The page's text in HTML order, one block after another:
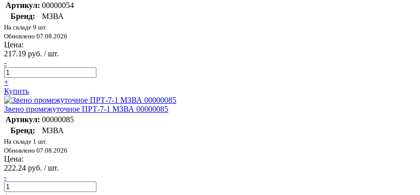
Артикул: 00000054
Бренд:
МЗВА
На складе 9 шт.
Обновлено 07.08.2026
Цена:
217.19 руб. / шт.
-
+
Купить
Звено промежуточное ПРТ-7-1 МЗВА 00000085
Артикул: 00000085
Бренд:
МЗВА
На складе 1 шт.
Обновлено 07.08.2026
Цена:
222.24 руб. / шт.
-